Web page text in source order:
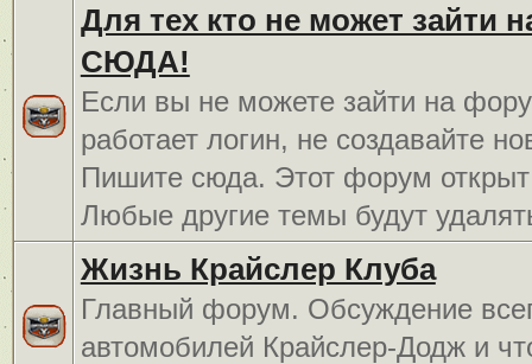
Для тех кто не может зайти
СЮДА!
Если вы не можете зайти на
работает логин, не создавайте
Пишите сюда. Этот форум открыт
Любые другие темы будут
Жизнь Крайслер Клуба
Главный форум. Обсуждение
автомобилей Крайслер-Додж и